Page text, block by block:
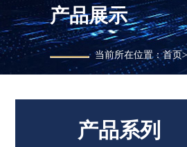
产品展示
当前所在位置：首页
产品系列